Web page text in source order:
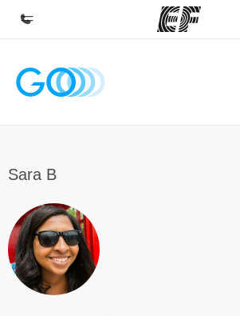
Accueil
Trouver un bureau
A propos de nous
Qui sommes-nous ?
Sara B